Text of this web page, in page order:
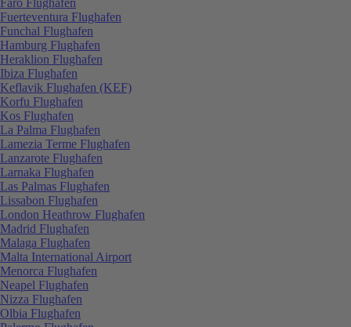
Fuerteventura Flughafen
Funchal Flughafen
Hamburg Flughafen
Heraklion Flughafen
Ibiza Flughafen
Keflavik Flughafen (KEF)
Korfu Flughafen
Kos Flughafen
La Palma Flughafen
Lamezia Terme Flughafen
Lanzarote Flughafen
Larnaka Flughafen
Las Palmas Flughafen
Lissabon Flughafen
London Heathrow Flughafen
Madrid Flughafen
Malaga Flughafen
Malta International Airport
Menorca Flughafen
Neapel Flughafen
Nizza Flughafen
Olbia Flughafen